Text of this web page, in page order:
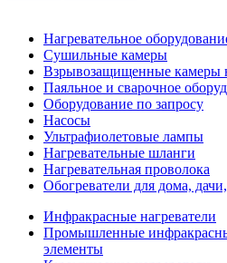
Нагревательное
Сушильные камеры
Взрывозащищенные камеры
Паяльное и сварочное
Оборудование по запросу
Насосы
Ультрафиолетовые лампы
Нагревательные шланги
Нагревательная проволока
Обогреватели для дома,
Инфракрасные нагреватели
Промышленные
элементы